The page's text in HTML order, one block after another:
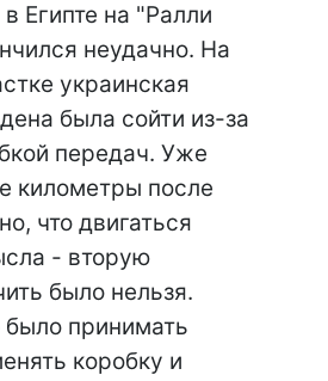
Египте на "Ралли
неудачно. На
украинская
была сойти из-за
передач. Уже
километры после
что двигаться
- вторую
было нельзя.
принимать
коробку и